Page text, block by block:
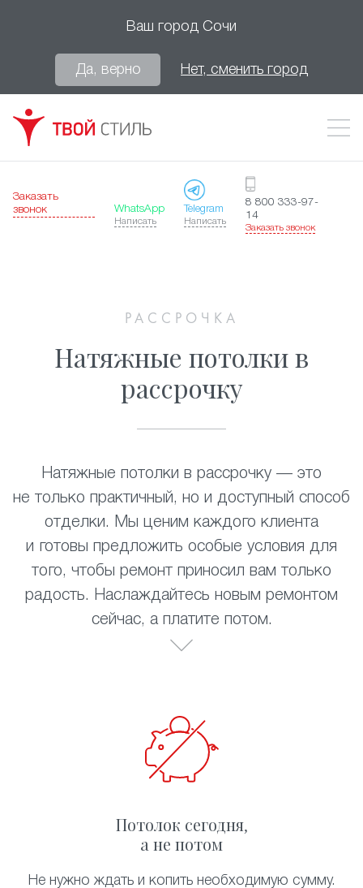
Ваш город Сочи
Да, верно Нет, сменить город
Заказать
звонок
WhatsApp
Написать
Telegram
Написать
8 800 333-97-
14
Заказать звонок
РАССРОЧКА
Натяжные потолки в
рассрочку
Натяжные потолки в рассрочку — это
не только практичный, но и доступный способ
отделки. Мы ценим каждого клиента
и готовы предложить особые условия для
того, чтобы ремонт приносил вам только
радость. Наслаждайтесь новым ремонтом
сейчас, а платите потом.
Потолок сегодня,
а не потом
Не нужно ждать и копить необходимую сумму.